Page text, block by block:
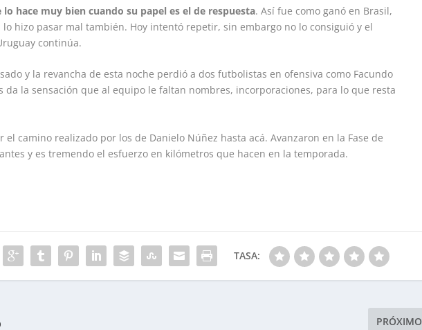
hace muy bien cuando su papel es el de respuesta. Así fue como ganó en Brasil,
hizo pasar mal también. Hoy intentó repetir, sin embargo no lo consiguió y el
continúa.
y la revancha de esta noche perdió a dos futbolistas en ofensiva como Facundo
da la sensación que al equipo le faltan nombres, incorporaciones, para lo que resta
el camino realizado por los de Danielo Núñez hasta acá. Avanzaron en la Fase de
y es tremendo el esfuerzo en kilómetros que hacen en la temporada.
TASA:
PRÓXIMO